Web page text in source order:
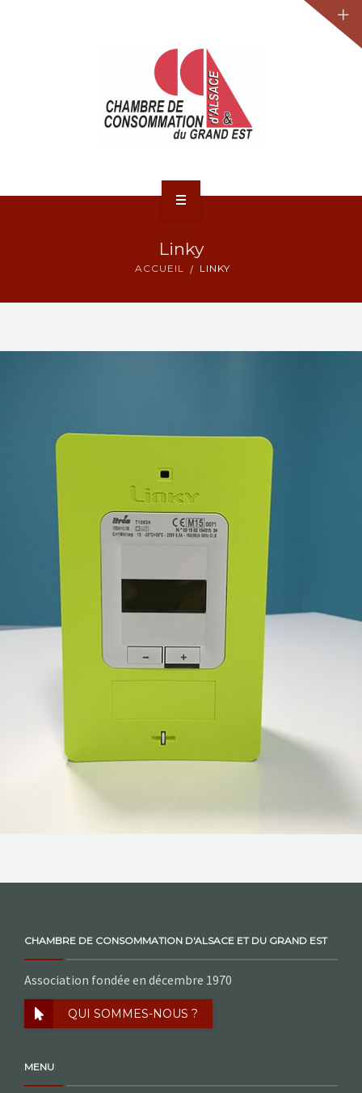
Linky
ACCUEIL LINKY
CHAMBRE DE CONSOMMATION D'ALSACE ET DU GRAND EST
Association fondée en décembre 1970
QUI SOMMES-NOUS ?
MENU